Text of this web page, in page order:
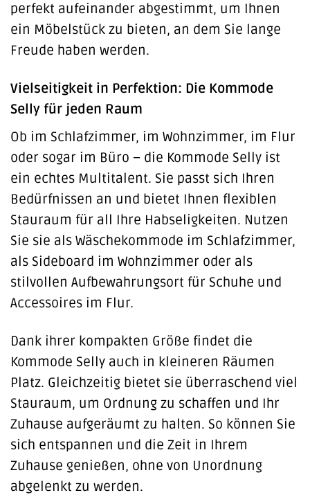
perfekt aufeinander abgestimmt, um Ihnen
ein Möbelstück zu bieten, an dem Sie lange
Freude haben werden.
Vielseitigkeit in Perfektion: Die Kommode
Selly für jeden Raum
Ob im Schlafzimmer, im Wohnzimmer, im Flur
oder sogar im Büro – die Kommode Selly ist
ein echtes Multitalent. Sie passt sich Ihren
Bedürfnissen an und bietet Ihnen flexiblen
Stauraum für all Ihre Habseligkeiten. Nutzen
Sie sie als Wäschekommode im Schlafzimmer,
als Sideboard im Wohnzimmer oder als
stilvollen Aufbewahrungsort für Schuhe und
Accessoires im Flur.
Dank ihrer kompakten Größe findet die
Kommode Selly auch in kleineren Räumen
Platz. Gleichzeitig bietet sie überraschend viel
Stauraum, um Ordnung zu schaffen und Ihr
Zuhause aufgeräumt zu halten. So können Sie
sich entspannen und die Zeit in Ihrem
Zuhause genießen, ohne von Unordnung
abgelenkt zu werden.